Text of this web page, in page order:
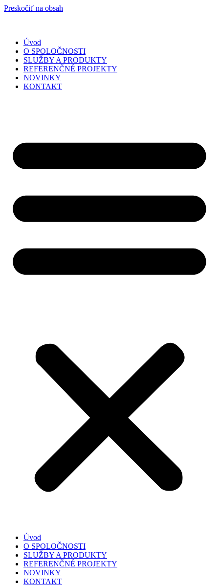
Preskočiť na obsah
Úvod
O SPOLOČNOSTI
SLUŽBY A PRODUKTY
REFERENČNÉ PROJEKTY
NOVINKY
KONTAKT
Úvod
O SPOLOČNOSTI
SLUŽBY A PRODUKTY
REFERENČNÉ PROJEKTY
NOVINKY
KONTAKT